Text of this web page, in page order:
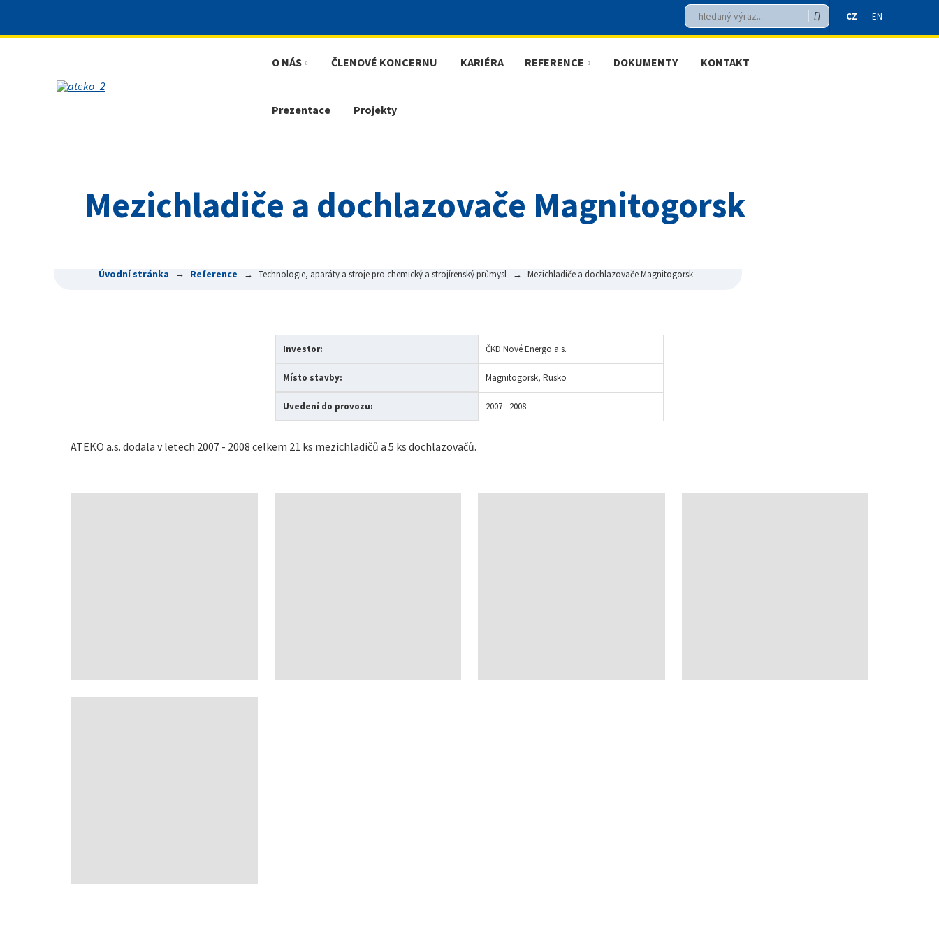
Vyhledávání
Hledat CZ EN
O NÁS ČLENOVÉ KONCERNU KARIÉRA REFERENCE DOKUMENTY KONTAKT
Prezentace Projekty
Mezichladiče a dochlazovače Magnitogorsk
Úvodní stránka Reference Technologie, aparáty a stroje pro chemický a strojírenský průmysl Mezichladiče a dochlazovače Magnitogorsk
Investor: ČKD Nové Energo a.s.
Místo stavby: Magnitogorsk, Rusko
Uvedení do provozu: 2007 - 2008
ATEKO a.s. dodala v letech 2007 - 2008 celkem 21 ks mezichladičů a 5 ks dochlazovačů.